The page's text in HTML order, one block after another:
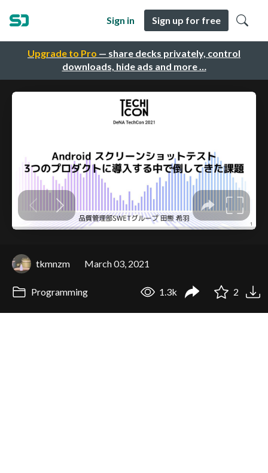
Upgrade to Pro — share decks privately, control
downloads, hide ads and more …
Sign in Sign up for free
tkmnzm March 03, 2021
Programming 1.3k 2